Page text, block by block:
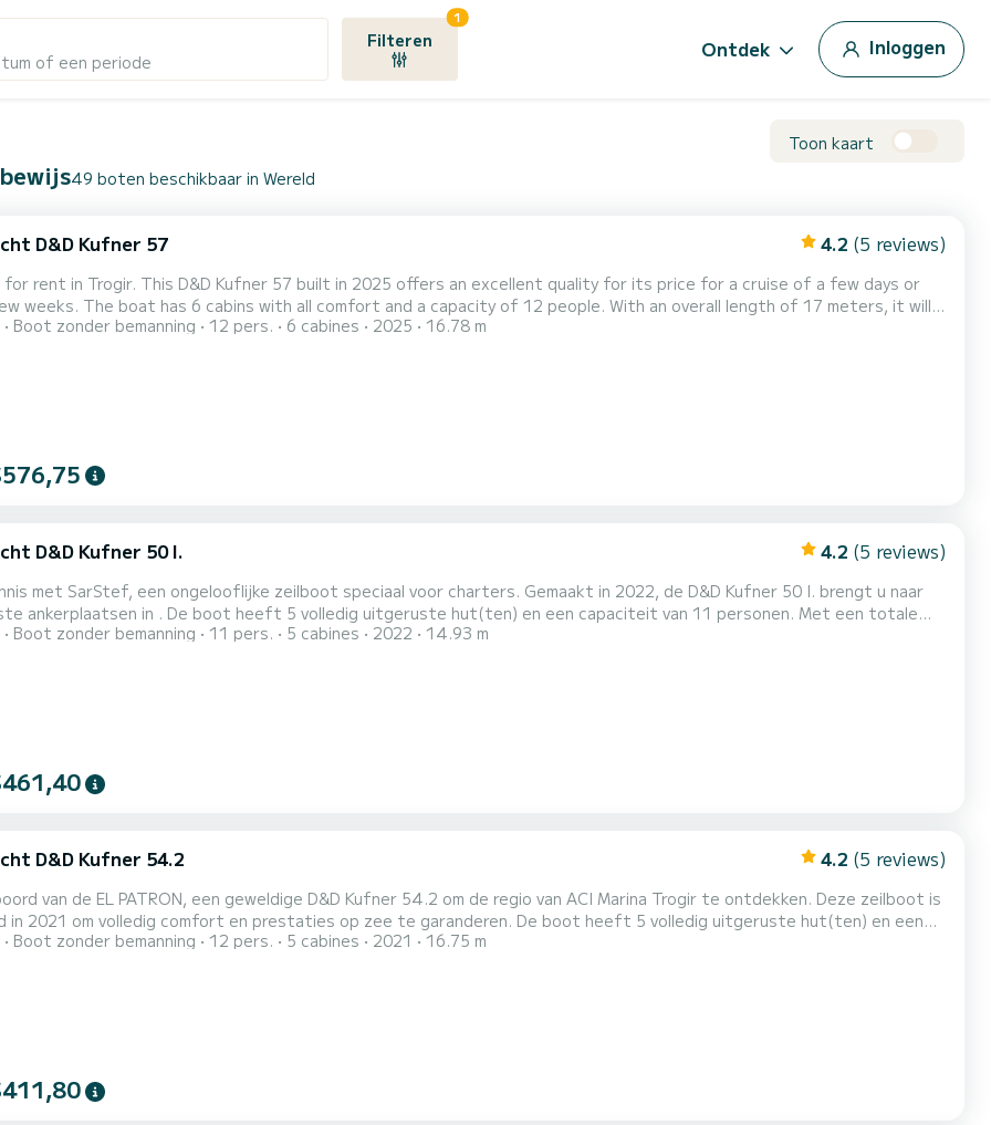
of een periode
Filteren
1
Ontdek Inloggen
Toon kaart
49 boten beschikbaar in Wereld
D&D Kufner 57 4.2 (5 reviews)
for rent in Trogir. This D&D Kufner 57 built in 2025 offers an excellent quality for its price for a cruise of a few days or
a capacity of 12 people. With an overall length of 17 meters, it will
ally to spend an exceptional vacation on the water in the surroundings of Trogir Dit D&D Kufner 57 is uitgerust met5
Boot zonder bemanning 12 pers. 6 cabines 2025 16.78 m
D&D Kufner 50 I. 4.2 (5 reviews)
met SarStef, een ongelooflijke zeilboot speciaal voor charters. Gemaakt in 2022, de D&D Kufner 50 I. brengt u naar
heeft 5 volledig uitgeruste hut(ten) en een capaciteit van 11 personen. Met een totale
15 meter is het uw beste bondgenoot om een uitzonderlijke vakantie op het water door te brengen in de omgeving van
Boot zonder bemanning 11 pers. 5 cabines 2022 14.93 m
D&D Kufner 54.2 4.2 (5 reviews)
van de EL PATRON, een geweldige D&D Kufner 54.2 om de regio van ACI Marina Trogir te ontdekken. Deze zeilboot is
om volledig comfort en prestaties op zee te garanderen. De boot heeft 5 volledig uitgeruste hut(ten) en een
van 12 personen. Met een totale lengte van 17 meter is het uw beste bondgenoot om een uitzonderlijke vakantie op
Boot zonder bemanning 12 pers. 5 cabines 2021 16.75 m